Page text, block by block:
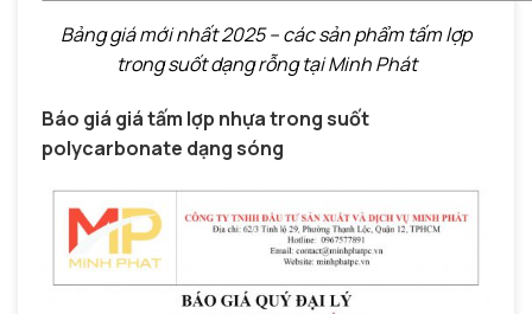
Bảng giá mới nhất 2025 – các sản phẩm tấm lợp
trong suốt dạng rỗng tại Minh Phát
Báo giá giá tấm lợp nhựa trong suốt
polycarbonate dạng sóng